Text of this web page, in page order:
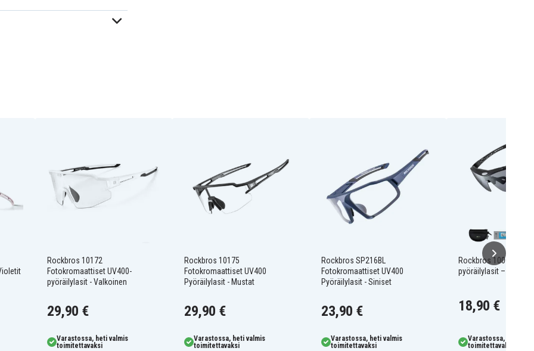
optimaalisen näön
takaamiseksi pitkien
Rockbros 10172
Fotokromaattiset UV400-
pyöräilylasit - Valkoinen
29,90 €
Varastossa, heti valmis
toimitettavaksi
Rockbros 10175
Fotokromaattiset UV400
Pyöräilylasit - Mustat
29,90 €
Varastossa, heti valmis
toimitettavaksi
Rockbros SP216BL
Fotokromaattiset UV400
Pyöräilylasit - Siniset
23,90 €
Varastossa, heti valmis
toimitettavaksi
Rockbros 10003
pyöräilylasit – mustat
18,90 €
Varastossa, heti
toimitettavaksi